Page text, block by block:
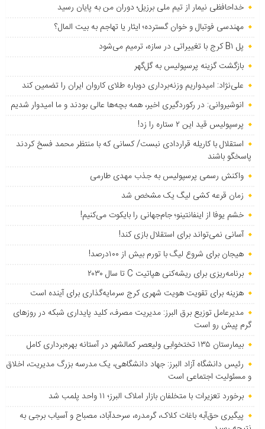
خداحافظی نیمار از تیم ملی برزیل؛ دوران من به پایان رسید
مهندسی فوتبال و خوان گسترده؛ ایثار یا تهاجم به بیت المال؟
پل B۱ کرج با تغییراتی در سازه، ترمیم می‌شود
بازگشت گزینه پرسپولیس به ‌گل‌گهر
علی‌نژاد: امیدواریم وزنه‌برداری دوباره طلای کاروان ایران را تضمین کند
انوشیروانی: در رکوردگیری اخیر، همه بچه‌ها عالی بودند و ما امیدوار شدیم
پرسپولیس قید این ۲ ستاره را زد!
استقلال با کاریله قراردادی نبست/ کسانی که با منتظر محمد فسخ کردند
پاسخگو باشند
واکنش رسمی پرسپولیس به جذب مهدی طارمی
زمان قرعه کشی لیگ یک مشخص شد
خشم یوفا از اینفانتینو؛ جام‌جهانی را بایکوت می‌کنیم!
آسانی نمی‌تواند برای استقلال بازی کند!
هیجان برای شروع لیگ با تورم بیش از ۱۰۰درصد!
برنامه‌ریزی برای ریشه‌کنی هپاتیت C تا سال ۲۰۳۰
هزینه برای تقویت هویت شهری کرج سرمایه‌گذاری برای آینده است
مدیرعامل توزیع برق البرز: مدیریت مصرف، کلید پایداری شبکه در روزهای
گرم پیش رو است
بیمارستان ۱۳۵ تختخوابی ولیعصر کمالشهر در آستانه بهره‌برداری کامل
رئیس دانشگاه آزاد البرز: جهاد دانشگاهی، یک مدرسه بزرگ مدیریت، اخلاق
و مسئولیت اجتماعی است
برخورد تعزیرات با متخلفان بازار املاک البرز؛ ۱۱ واحد پلمب شد
پیگیری حق‌آبه باغات کلاک، گرمدره، سرحدآباد، مصباح و آسیاب برجی به